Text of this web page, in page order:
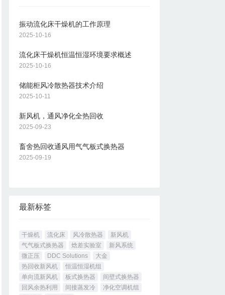
振动流化床干燥机的工作原理
2025-10-16
流化床干燥机恒温恒湿环境要求概述
2025-10-16
储能柜风冷散热器技术介绍
2025-10-11
新风机，通风净化全热回收
2025-09-23
畜舍热回收通风用气气板式换热器
2025-09-19
最新标签
干燥机 流化床 风冷散热器
新风机
气气板式换热器
焓差实验室
新风系统
微正压
DDC Solutions
大金
热回收新风机
恒温恒湿机组
单向流新风机
板式换热器
间壁式换热器
回风余热利用
间接蒸发冷
净化空调机组